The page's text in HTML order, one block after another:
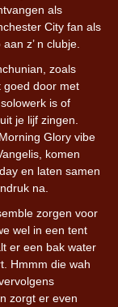
als
City fan als
z’ n clubje.
zoals
goed door met
is of
je lijf zingen.
Glory vibe
komen
en laten samen
na.
zorgen voor
wel in een tent
er een bak water
Hmmm die wah
zorgt er even